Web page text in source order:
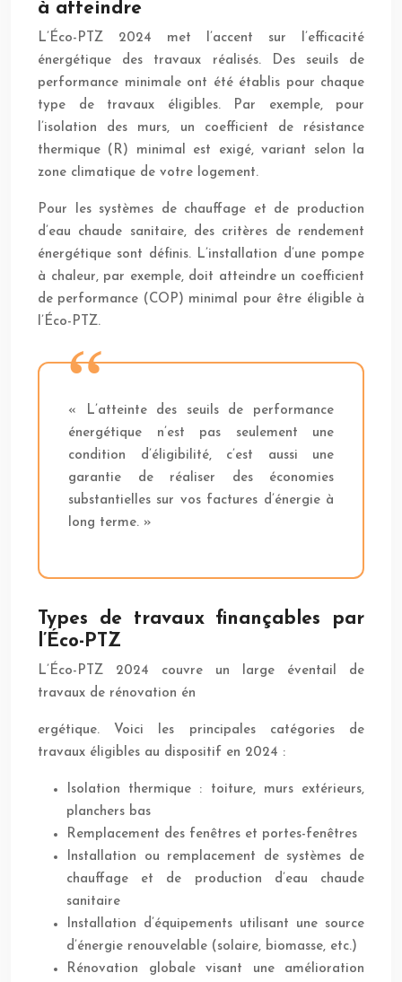
à atteindre
L’Éco-PTZ 2024 met l’accent sur l’efficacité
énergétique des travaux réalisés. Des seuils de
performance minimale ont été établis pour chaque
type de travaux éligibles. Par exemple, pour
l’isolation des murs, un coefficient de résistance
thermique (R) minimal est exigé, variant selon la
zone climatique de votre logement.
Pour les systèmes de chauffage et de production
d’eau chaude sanitaire, des critères de rendement
énergétique sont définis. L’installation d’une pompe
à chaleur, par exemple, doit atteindre un coefficient
de performance (COP) minimal pour être éligible à
l’Éco-PTZ.
« L’atteinte des seuils de performance
énergétique n’est pas seulement une
condition d’éligibilité, c’est aussi une
garantie de réaliser des économies
substantielles sur vos factures d’énergie à
long terme. »
Types de travaux finançables par
l’Éco-PTZ
L’Éco-PTZ 2024 couvre un large éventail de
travaux de rénovation én
ergétique. Voici les principales catégories de
travaux éligibles au dispositif en 2024 :
Isolation thermique : toiture, murs extérieurs,
planchers bas
Remplacement des fenêtres et portes-fenêtres
Installation ou remplacement de systèmes de
chauffage et de production d’eau chaude
sanitaire
Installation d’équipements utilisant une source
d’énergie renouvelable (solaire, biomasse, etc.)
Rénovation globale visant une amélioration